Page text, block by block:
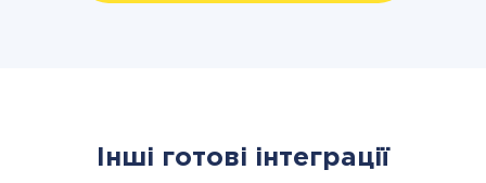
Інші готові інтеграції